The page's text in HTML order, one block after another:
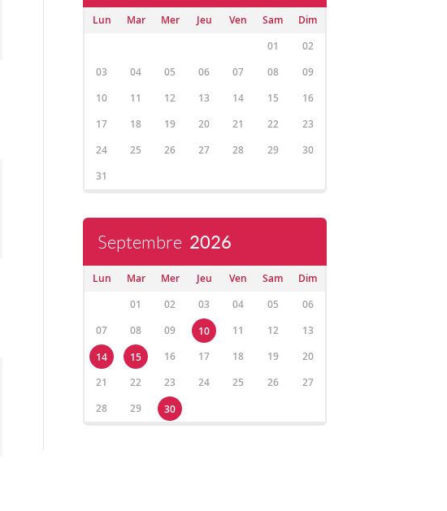
Lun Mar Mer Jeu Ven Sam
Dim
01
02
03
04 05 06 07 08
09
10
11 12 13 14 15
16
17
18 19 20 21 22
23
24
25 26 27 28 29
30
31
Septembre 2026
Lun Mar Mer Jeu Ven Sam
Dim
01
02 03 04 05
06
07
08 09 10 11 12
13
14
15 16 17 18 19
20
21
22 23 24 25 26
27
28
29 30